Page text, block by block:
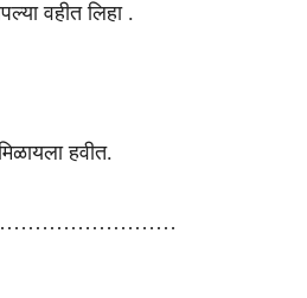
वहीत लिहा .
हवीत.